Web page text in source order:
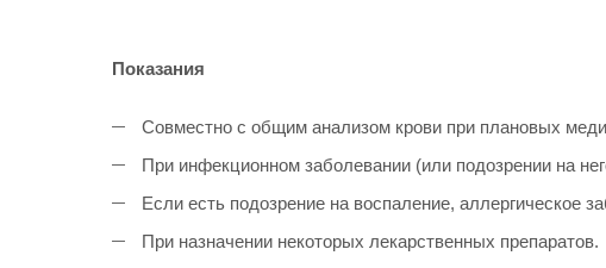
Показания
Совместно с общим анализом крови при плановых
При инфекционном заболевании (или подозрении на
Если есть подозрение на воспаление, аллергическое
При назначении некоторых лекарственных препаратов.